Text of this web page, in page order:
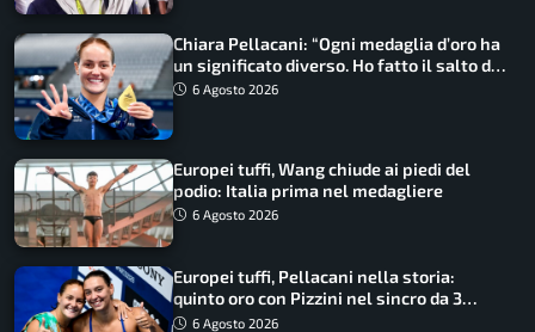
Chiara Pellacani: “Ogni medaglia d’oro ha
un significato diverso. Ho fatto il salto di
qualità”
6 Agosto 2026
Europei tuffi, Wang chiude ai piedi del
podio: Italia prima nel medagliere
6 Agosto 2026
Europei tuffi, Pellacani nella storia:
quinto oro con Pizzini nel sincro da 3
metri
6 Agosto 2026